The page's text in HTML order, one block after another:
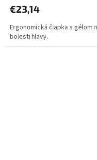
€23,14
Ergonomická čiapka s gélom
bolesti hlavy.